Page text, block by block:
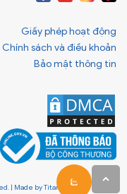
Giấy phép hoạt động
Chính sách và điều khoản
Bảo mật thông tin
| Made byTitanweb